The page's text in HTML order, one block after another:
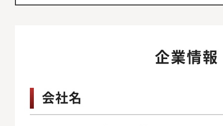
企業情報
会社名